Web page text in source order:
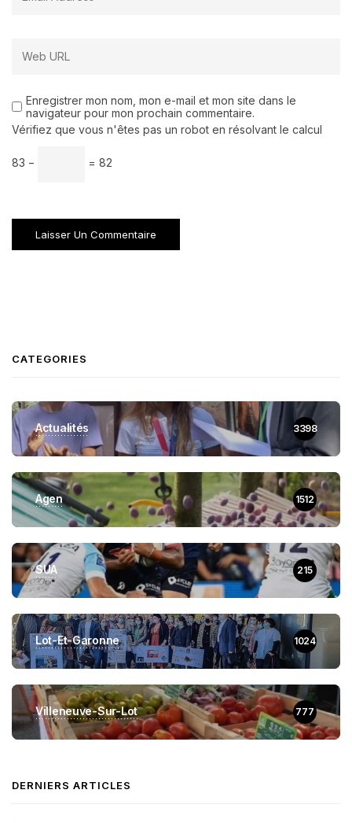
Enregistrer mon nom, mon e-mail et mon site dans le
navigateur pour mon prochain commentaire.
Vérifiez que vous n'êtes pas un robot en résolvant le calcul
83 − = 82
CATEGORIES
Actualités 3398
Agen 1512
SUA 215
Lot-Et-Garonne 1024
Villeneuve-Sur-Lot 777
DERNIERS ARTICLES